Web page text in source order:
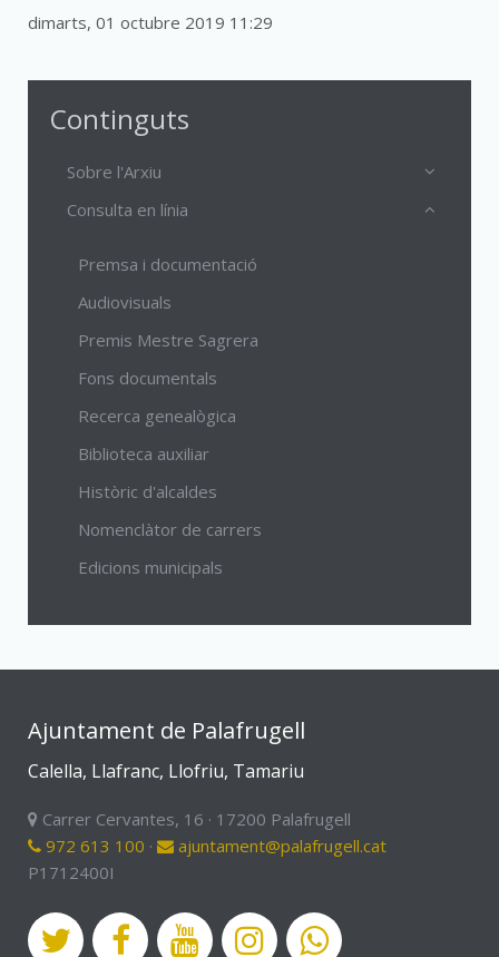
dimarts, 01 octubre 2019 11:29
Continguts
Sobre l'Arxiu
Consulta en línia
Premsa i documentació
Audiovisuals
Premis Mestre Sagrera
Fons documentals
Recerca genealògica
Biblioteca auxiliar
Històric d'alcaldes
Nomenclàtor de carrers
Edicions municipals
Ajuntament de Palafrugell
Calella, Llafranc, Llofriu, Tamariu
Carrer Cervantes, 16 · 17200 Palafrugell
972 613 100 ·
ajuntament@palafrugell.cat
P1712400I